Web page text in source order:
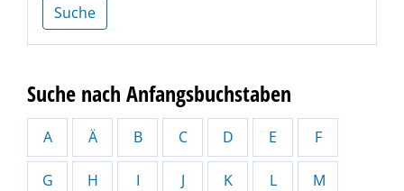
Suche
Suche nach Anfangsbuchstaben
A Ä B C D E F
G H I J K L M